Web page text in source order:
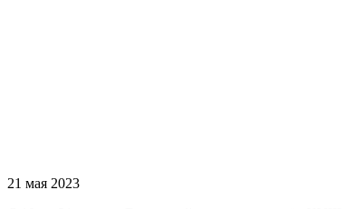
21 мая 2023